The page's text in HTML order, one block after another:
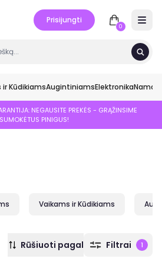
Prisijungti
0
ir KūdikiamsAugintiniamsElektronikaNamai
NEGAUSITE PREKĖS - GRĄŽINSIME
SUMOKĖTUS PINIGUS!
Vaikams ir Kūdikiams
Rūšiuoti pagal Filtrai 1